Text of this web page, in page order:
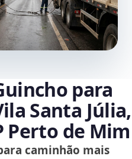
para
Santa Júlia,
Perto de Mim
caminhão mais